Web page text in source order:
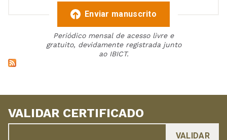
Enviar manuscrito
Periódico mensal de acesso livre e
gratuito, devidamente registrada junto
ao IBICT.
VALIDAR CERTIFICADO